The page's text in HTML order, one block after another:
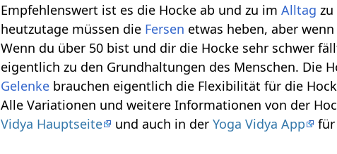
Empfehlenswert ist es die Hocke ab und zu imAlltag
heutzutage müssen die Fersen etwas heben, aber
Wenn du über 50 bist und dir die Hocke sehr schwer
eigentlich zu den Grundhaltungen des Menschen. Die
Gelenke brauchen eigentlich die Flexibilität für die
Alle Variationen und weitere Informationen von der
Vidya Hauptseite
und auch in derYoga Vidya App für